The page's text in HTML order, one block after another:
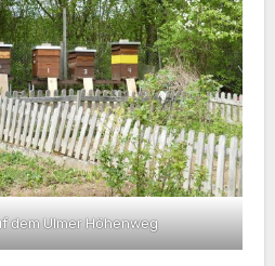
dem Ulmer Höhenweg